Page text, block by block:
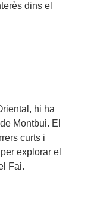
dins el
hi ha
Montbui. El
curts i
explorar el
Fai.